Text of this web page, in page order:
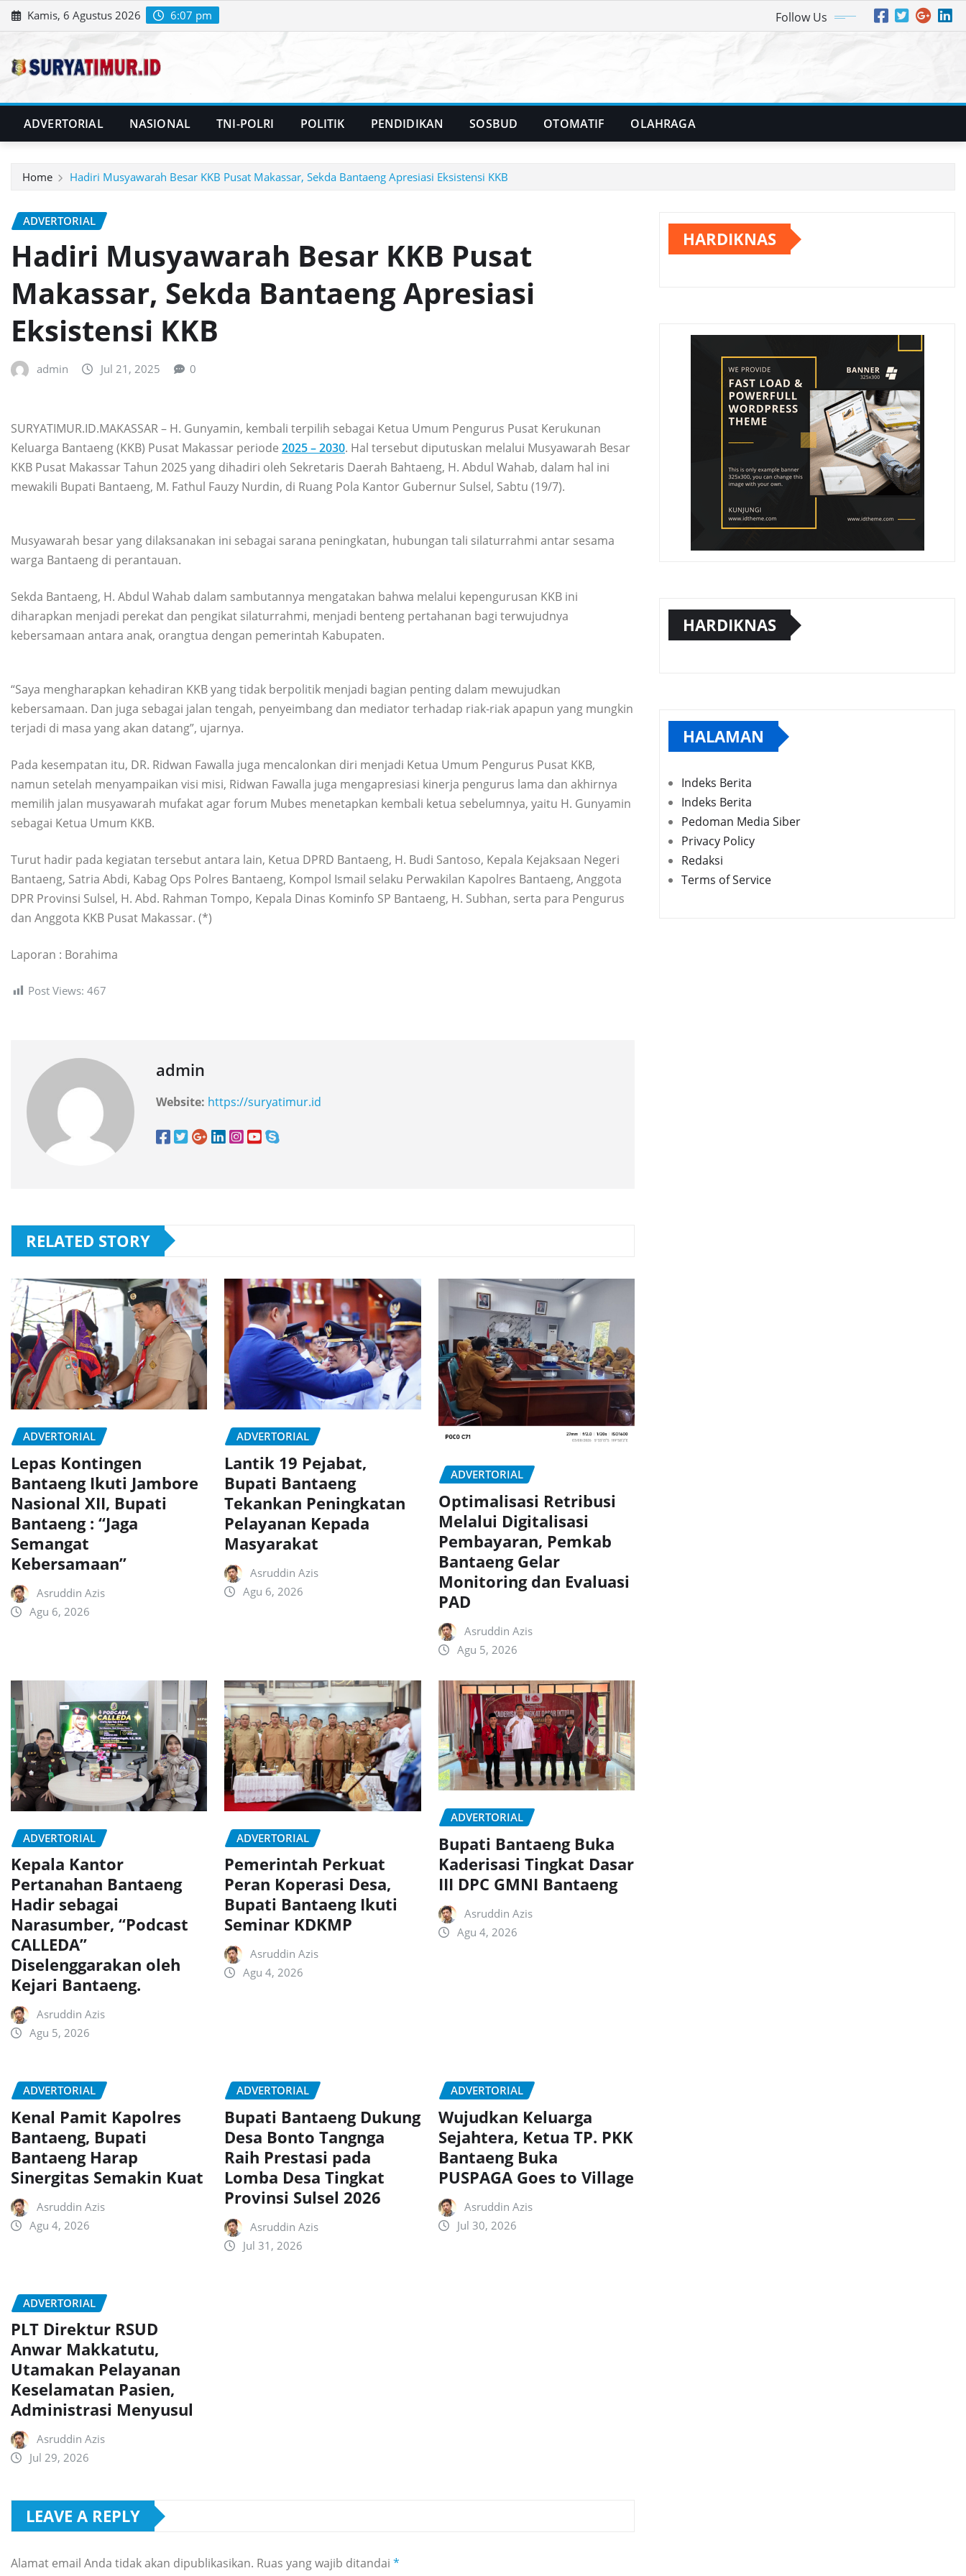
Skip
to
Kamis, 6 Agustus 2026 6:07 pm Follow Us
ADVERTORIAL NASIONAL TNI-POLRI POLITIK PENDIDIKAN SOSBUD OTOMATIF OLAHRAGA
Home Hadiri Musyawarah Besar KKB Pusat Makassar, Sekda Bantaeng Apresiasi Eksistensi KKB
ADVERTORIAL
Hadiri Musyawarah Besar KKB Pusat
Makassar, Sekda Bantaeng Apresiasi
Eksistensi KKB
admin Jul 21, 2025 0
SURYATIMUR.ID.MAKASSAR – H. Gunyamin, kembali terpilih sebagai Ketua Umum Pengurus Pusat Kerukunan
Keluarga Bantaeng (KKB) Pusat Makassar periode 2025 – 2030. Hal tersebut diputuskan melalui Musyawarah Besar
KKB Pusat Makassar Tahun 2025 yang dihadiri oleh Sekretaris Daerah Bahtaeng, H. Abdul Wahab, dalam hal ini
mewakili Bupati Bantaeng, M. Fathul Fauzy Nurdin, di Ruang Pola Kantor Gubernur Sulsel, Sabtu (19/7).
Musyawarah besar yang dilaksanakan ini sebagai sarana peningkatan, hubungan tali silaturrahmi antar sesama
warga Bantaeng di perantauan.
Sekda Bantaeng, H. Abdul Wahab dalam sambutannya mengatakan bahwa melalui kepengurusan KKB ini
diharapkan menjadi perekat dan pengikat silaturrahmi, menjadi benteng pertahanan bagi terwujudnya
kebersamaan antara anak, orangtua dengan pemerintah Kabupaten.
“Saya mengharapkan kehadiran KKB yang tidak berpolitik menjadi bagian penting dalam mewujudkan
kebersamaan. Dan juga sebagai jalan tengah, penyeimbang dan mediator terhadap riak-riak apapun yang mungkin
terjadi di masa yang akan datang”, ujarnya.
Pada kesempatan itu, DR. Ridwan Fawalla juga mencalonkan diri menjadi Ketua Umum Pengurus Pusat KKB,
namun setelah menyampaikan visi misi, Ridwan Fawalla juga mengapresiasi kinerja pengurus lama dan akhirnya
memilih jalan musyawarah mufakat agar forum Mubes menetapkan kembali ketua sebelumnya, yaitu H. Gunyamin
sebagai Ketua Umum KKB.
Turut hadir pada kegiatan tersebut antara lain, Ketua DPRD Bantaeng, H. Budi Santoso, Kepala Kejaksaan Negeri
Bantaeng, Satria Abdi, Kabag Ops Polres Bantaeng, Kompol Ismail selaku Perwakilan Kapolres Bantaeng, Anggota
DPR Provinsi Sulsel, H. Abd. Rahman Tompo, Kepala Dinas Kominfo SP Bantaeng, H. Subhan, serta para Pengurus
dan Anggota KKB Pusat Makassar. (*)
Laporan : Borahima
Post Views: 467
admin
Website: https://suryatimur.id
RELATED STORY
ADVERTORIAL
Lepas Kontingen
Bantaeng Ikuti Jambore
Nasional XII, Bupati
Bantaeng : “Jaga
Semangat
Kebersamaan”
Asruddin Azis
Agu 6, 2026
ADVERTORIAL
Lantik 19 Pejabat,
Bupati Bantaeng
Tekankan Peningkatan
Pelayanan Kepada
Masyarakat
Asruddin Azis
Agu 6, 2026
ADVERTORIAL
Optimalisasi Retribusi
Melalui Digitalisasi
Pembayaran, Pemkab
Bantaeng Gelar
Monitoring dan Evaluasi
PAD
Asruddin Azis
Agu 5, 2026
ADVERTORIAL
Kepala Kantor
Pertanahan Bantaeng
Hadir sebagai
Narasumber, “Podcast
CALLEDA”
Diselenggarakan oleh
Kejari Bantaeng.
Asruddin Azis
Agu 5, 2026
ADVERTORIAL
Pemerintah Perkuat
Peran Koperasi Desa,
Bupati Bantaeng Ikuti
Seminar KDKMP
Asruddin Azis
Agu 4, 2026
ADVERTORIAL
Bupati Bantaeng Buka
Kaderisasi Tingkat Dasar
III DPC GMNI Bantaeng
Asruddin Azis
Agu 4, 2026
ADVERTORIAL
Kenal Pamit Kapolres
Bantaeng, Bupati
Bantaeng Harap
Sinergitas Semakin Kuat
Asruddin Azis
Agu 4, 2026
ADVERTORIAL
Bupati Bantaeng Dukung
Desa Bonto Tangnga
Raih Prestasi pada
Lomba Desa Tingkat
Provinsi Sulsel 2026
Asruddin Azis
Jul 31, 2026
ADVERTORIAL
Wujudkan Keluarga
Sejahtera, Ketua TP. PKK
Bantaeng Buka
PUSPAGA Goes to Village
Asruddin Azis
Jul 30, 2026
ADVERTORIAL
PLT Direktur RSUD
Anwar Makkatutu,
Utamakan Pelayanan
Keselamatan Pasien,
Administrasi Menyusul
Asruddin Azis
Jul 29, 2026
LEAVE A REPLY
Alamat email Anda tidak akan dipublikasikan. Ruas yang wajib ditandai *
HARDIKNAS
HARDIKNAS
HALAMAN
Indeks Berita
Indeks Berita
Pedoman Media Siber
Privacy Policy
Redaksi
Terms of Service